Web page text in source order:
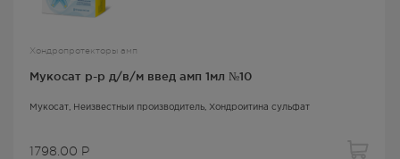
Хондропротекторы амп
Мукосат р-р д/в/м введ амп 1мл №10
Мукосат, Неизвестный производитель, Хондроитина сульфат
1798.00 Р